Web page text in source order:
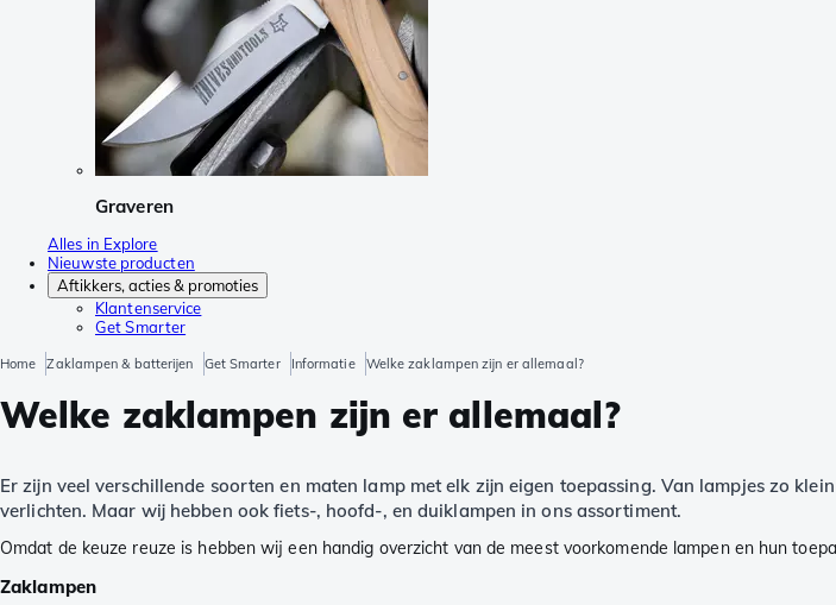
Graveren
Alles in Explore
Nieuwste producten
Aftikkers, acties & promoties
Klantenservice
Get Smarter
Home Zaklampen & batterijen Get Smarter Informatie Welke zaklampen zijn er allemaal?
Welke zaklampen zijn er allemaal?
Er zijn veel verschillende soorten en maten lamp met elk zijn eigen toepassing. Van lampjes zo
verlichten. Maar wij hebben ook fiets-, hoofd-, en duiklampen in ons assortiment.
Omdat de keuze reuze is hebben wij een handig overzicht van de meest voorkomende lampen en hun
Zaklampen